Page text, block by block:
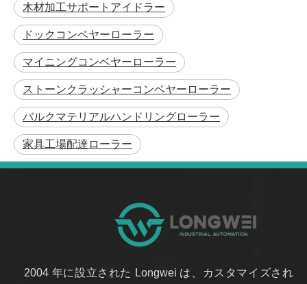
木材加工サポートアイドラー
ドックコンベヤーローラー
マイニングコンベヤーローラー
ストーンクラッシャーコンベヤーローラー
バルクマテリアルハンドリングローラー
家具工場配達ローラー
2004 年に設立された Longwei は、カスタマイズされ